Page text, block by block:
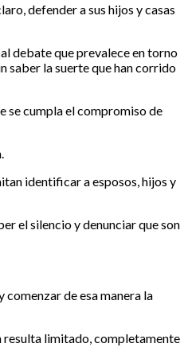
defender a sus hijos y casas
debate que prevalece en torno
saber la suerte que han corrido
se cumpla el compromiso de
identificar a esposos, hijos y
el silencio y denunciar que son
comenzar de esa manera la
resulta limitado, completamente